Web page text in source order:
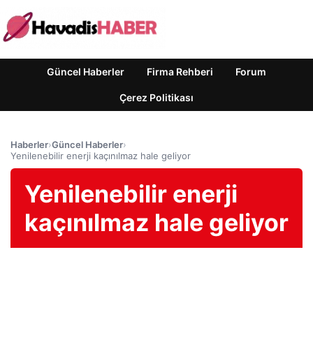
Güncel Haberler Firma Rehberi Forum
Çerez Politikası
Haberler›Güncel Haberler›
Yenilenebilir enerji kaçınılmaz hale geliyor
Yenilenebilir enerji
kaçınılmaz hale geliyor